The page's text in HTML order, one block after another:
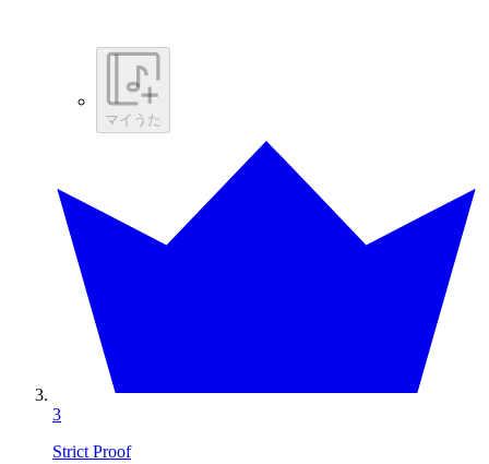
マイうた
3
Strict Proof